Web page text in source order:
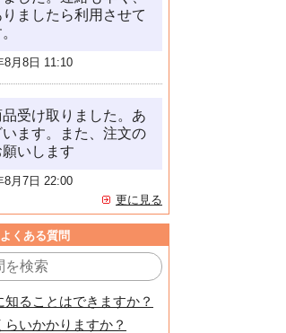
ましたら利用させて
8月8日 11:10
受け取りました。あ
います。また、注文の
いします
8月7日 22:00
更に見る
よくある質問
知ることはできますか？
いかかりますか？